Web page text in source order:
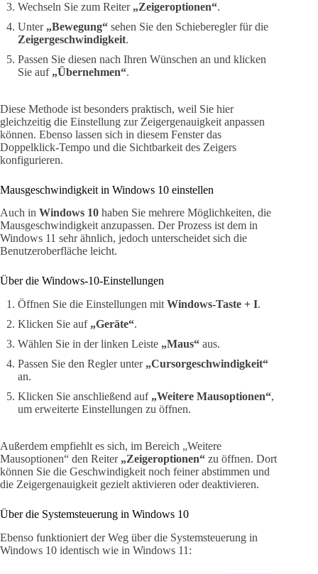
Wechseln Sie zum Reiter „Zeigeroptionen“.
Unter „Bewegung“ sehen Sie den Schieberegler für die
Zeigergeschwindigkeit.
Passen Sie diesen nach Ihren Wünschen an und klicken
Sie auf „Übernehmen“.
Diese Methode ist besonders praktisch, weil Sie hier
gleichzeitig die Einstellung zur Zeigergenauigkeit anpassen
können. Ebenso lassen sich in diesem Fenster das
Doppelklick-Tempo und die Sichtbarkeit des Zeigers
konfigurieren.
Mausgeschwindigkeit in Windows 10 einstellen
Auch in Windows 10 haben Sie mehrere Möglichkeiten, die
Mausgeschwindigkeit anzupassen. Der Prozess ist dem in
Windows 11 sehr ähnlich, jedoch unterscheidet sich die
Benutzeroberfläche leicht.
Über die Windows-10-Einstellungen
Öffnen Sie die Einstellungen mit Windows-Taste + I.
Klicken Sie auf „Geräte“.
Wählen Sie in der linken Leiste „Maus“ aus.
Passen Sie den Regler unter „Cursorgeschwindigkeit“
an.
Klicken Sie anschließend auf „Weitere Mausoptionen“,
um erweiterte Einstellungen zu öffnen.
Außerdem empfiehlt es sich, im Bereich „Weitere
Mausoptionen“ den Reiter „Zeigeroptionen“ zu öffnen. Dort
können Sie die Geschwindigkeit noch feiner abstimmen und
die Zeigergenauigkeit gezielt aktivieren oder deaktivieren.
Über die Systemsteuerung in Windows 10
Ebenso funktioniert der Weg über die Systemsteuerung in
Windows 10 identisch wie in Windows 11: